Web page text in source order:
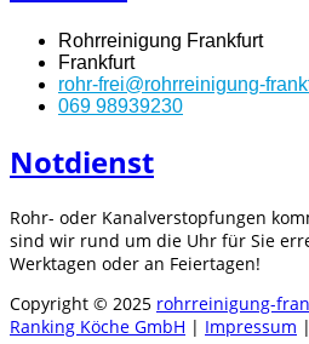
Rohrreinigung Frankfurt
Frankfurt
rohr-frei@rohrreinigung-
069 98939230
Notdienst
Rohr- oder Kanalverstopfungen
sind wir rund um die Uhr für Sie
Werktagen oder an Feiertagen!
Copyright © 2025 rohrreinigung-
Ranking Köche GmbH | Impressum |